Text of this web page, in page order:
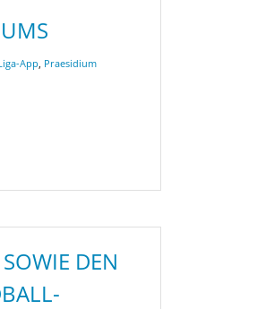
App, Praesidium
DEN